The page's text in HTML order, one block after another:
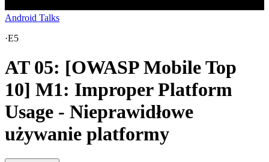
Android Talks
·E5
AT 05: [OWASP Mobile Top
10] M1: Improper Platform
Usage - Nieprawidłowe
używanie platformy